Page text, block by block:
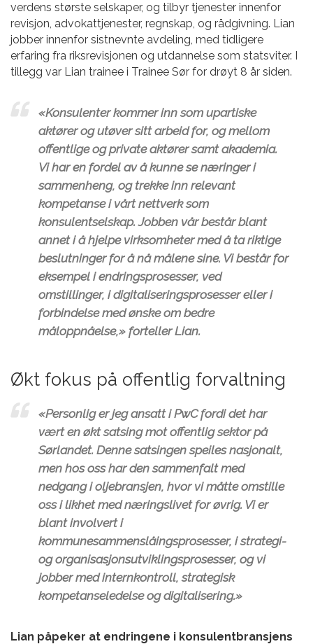
verdens største selskaper, og tilbyr tjenester innenfor
revisjon, advokattjenester, regnskap, og rådgivning. Lian
jobber innenfor sistnevnte avdeling, med tidligere
erfaring fra riksrevisjonen og utdannelse som statsviter. I
tillegg var Lian trainee i Trainee Sør for drøyt 8 år siden.
«Konsulenter kommer inn som upartiske
aktører og utøver sitt arbeid for, og mellom
offentlige og private aktører samt akademia.
Vi har en fordel av å kunne se næringer i
sammenheng, og trekke inn relevant
kompetanse i vårt nettverk som
konsulentselskap. Jobben vår består blant
annet i å hjelpe virksomheter med å ta riktige
beslutninger for å nå målene sine. Vi består for
eksempel i endringsprosesser, ved
omstillinger, i digitaliseringsprosesser eller i
forbindelse med ønske om bedre
måloppnåelse,» forteller Lian.
Økt fokus på offentlig forvaltning
«Personlig er jeg ansatt i PwC fordi det har
vært en økt satsing mot offentlig sektor på
Sørlandet. Denne satsingen speiles nasjonalt,
men hos oss har den sammenfalt med
nedgang i oljebransjen, hvor vi måtte omstille
oss i likhet med næringslivet for øvrig. Vi er
blant involvert i
kommunesammenslåingsprosesser, i strategi-
og organisasjonsutviklingsprosesser, og vi
jobber med internkontroll, strategisk
kompetanseledelse og digitalisering.»
Lian påpeker at endringene i konsulentbransjens